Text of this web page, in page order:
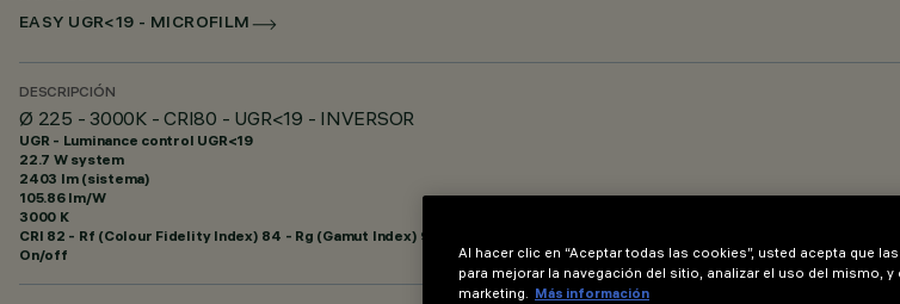
EASY UGR<19 - MICROFILM
DESCRIPCIÓN
Ø 225 - 3000K - CRI80 - UGR<19 - INVERSOR
UGR - Luminance control UGR<19
22.7 W system
2403 lm (sistema)
105.86 lm/W
3000 K
CRI 82 - Rf (Colour Fidelity Index) 84 - Rg (Gamut Index) 95
On/off
Al hacer clic en “Aceptar todas las cookies”, usted acepta que
para mejorar la navegación del sitio, analizar el uso del mismo,
marketing. Más información